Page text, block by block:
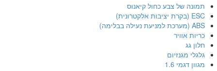
תמונה של צבע כחול קיאנוס
ESC (בקרת יציבות אלקטרונית)
ABS (מערכת למניעת נעילה בבלימה)
כריות אוויר
חלון גג
גלגלי מגנזיום
מגוון דגמי 1.6